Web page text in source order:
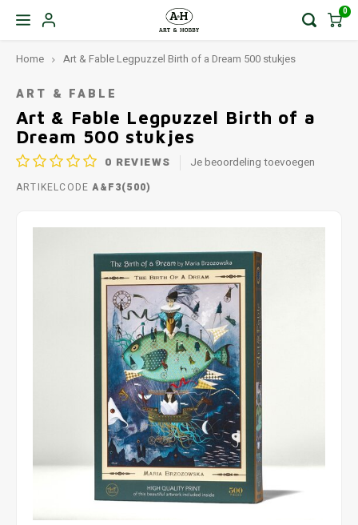
0
Home Art & Fable Legpuzzel Birth of a Dream 500 stukjes
ART & FABLE
Art & Fable Legpuzzel Birth of a
Dream 500 stukjes
0 REVIEWS Je beoordeling toevoegen
ARTIKELCODE A&F3(500)